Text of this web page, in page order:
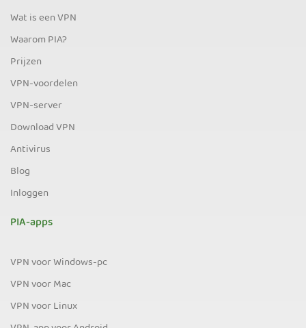
Wat is een VPN
Waarom PIA?
Prijzen
VPN-voordelen
VPN-server
Download VPN
Antivirus
Blog
Inloggen
PIA-apps
VPN voor Windows-pc
VPN voor Mac
VPN voor Linux